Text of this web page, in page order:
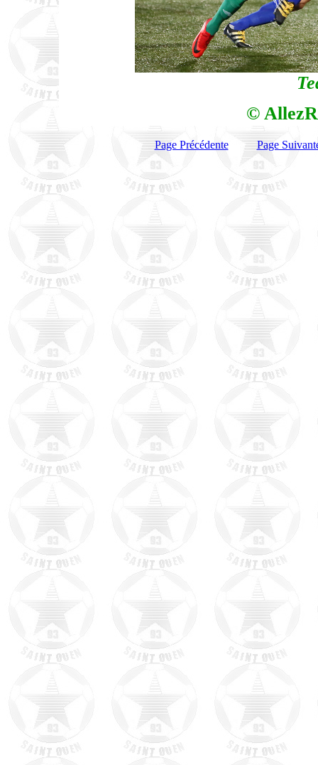
©
Page Précédente Page